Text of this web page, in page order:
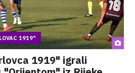
1919"
1919" igrali